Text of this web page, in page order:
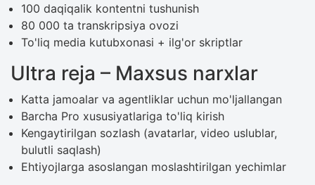
100 daqiqalik kontentni tushunish
80 000 ta transkripsiya ovozi
To'liq media kutubxonasi + ilg'or skriptlar
Ultra reja – Maxsus narxlar
Katta jamoalar va agentliklar uchun mo'ljallangan
Barcha Pro xususiyatlariga to'liq kirish
Kengaytirilgan sozlash (avatarlar, video uslublar,
bulutli saqlash)
Ehtiyojlarga asoslangan moslashtirilgan yechimlar